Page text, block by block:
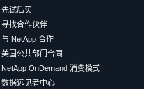
先试后买
寻找合作伙伴
与 NetApp 合作
美国公共部门合同
NetApp OnDemand 消费模式
数据远见者中心